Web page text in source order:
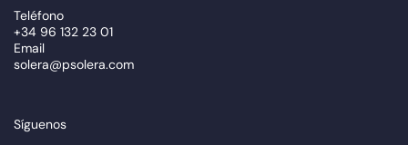
Teléfono
+34 96 132 23 01
Email
solera@psolera.com
Síguenos